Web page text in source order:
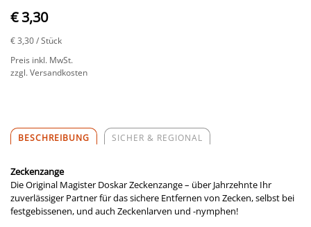
€ 3,30
€ 3,30/ Stück
Preis inkl. MwSt.
zzgl. Versandkosten
BESCHREIBUNG SICHER & REGIONAL
Zeckenzange
Die Original Magister Doskar Zeckenzange – über Jahrzehnte Ihr
zuverlässiger Partner für das sichere Entfernen von Zecken, selbst bei
festgebissenen, und auch Zeckenlarven und -nymphen!